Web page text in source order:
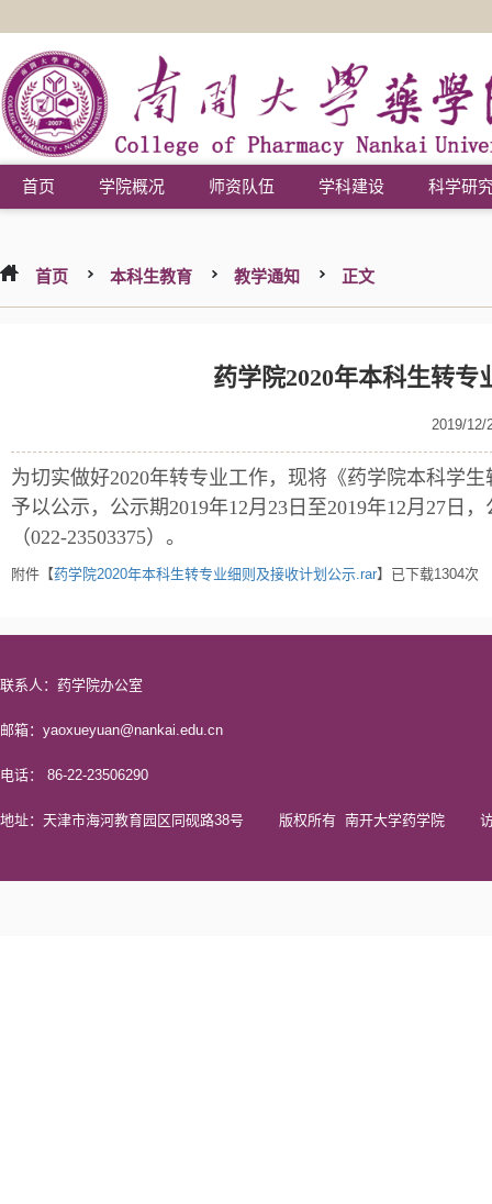
首页 学院概况 师资队伍 学科建设 科学研
首页 本科生教育 教学通知 正文
药学院2020年本科生转
2019/12/
为切实做好2020年转专业工作，现将《药学院本科学
予以公示，公示期2019年12月23日至2019年12月27日
（022-23503375）。
附件【药学院2020年本科生转专业细则及接收计划公示.rar】已下载1304次
联系人：药学院办公室
邮箱：yaoxueyuan@nankai.edu.cn
电话： 86-22-23506290
地址：天津市海河教育园区同砚路38号 版权所有 南开大学药学院 访